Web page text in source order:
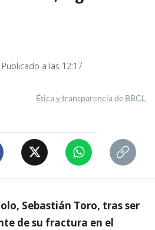
a las 12:17
Ética y transparencia de BBCL
Sebastián Toro, tras ser
de su fractura en el